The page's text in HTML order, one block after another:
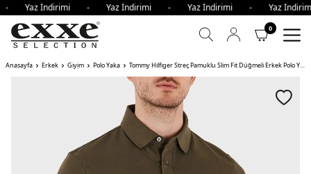
Yaz İndirimi - Yaz İndirimi - Yaz İndirimi - Yaz
0
Anasayfa Erkek Giyim Polo Yaka Tommy Hilfiger Streç Pamuklu Slim Fit Düğmeli Erkek Polo Yaka T Shirt RBN KOYU HAKİ